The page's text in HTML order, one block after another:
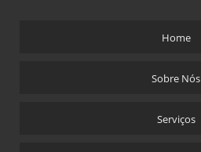
Home
Sobre Nós
Serviços